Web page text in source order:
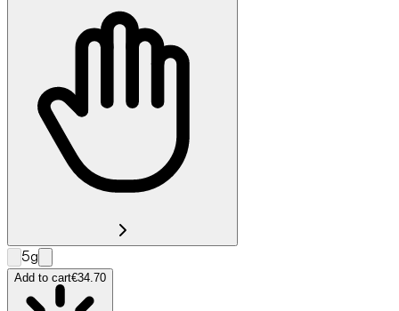
5g
Add to cart€34.70